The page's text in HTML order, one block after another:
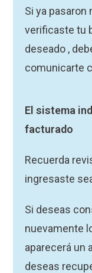
Si ya pasaron
verificaste tu
deseado ,
comunicarte
El sistema
facturado
Recuerda
ingresaste
Si deseas
nuevamente
aparecerá un
deseas